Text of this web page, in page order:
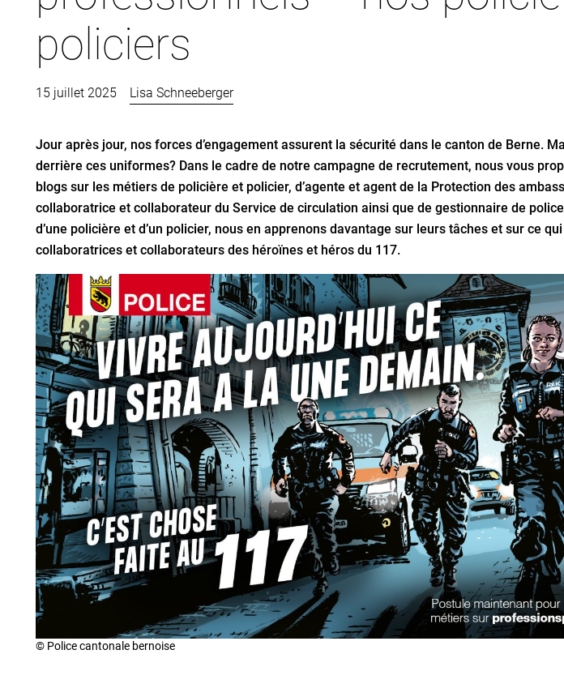
policiers
15 juillet 2025 Lisa Schneeberger
Jour après jour, nos forces d’engagement assurent la sécurité dans le canton de Berne.
derrière ces uniformes? Dans le cadre de notre campagne de recrutement, nous vous
blogs sur les métiers de policière et policier, d’agente et agent de la Protection des
collaboratrice et collaborateur du Service de circulation ainsi que de gestionnaire de
d’une policière et d’un policier, nous en apprenons davantage sur leurs tâches et sur ce
collaboratrices et collaborateurs des héroïnes et héros du 117.
© Police cantonale bernoise